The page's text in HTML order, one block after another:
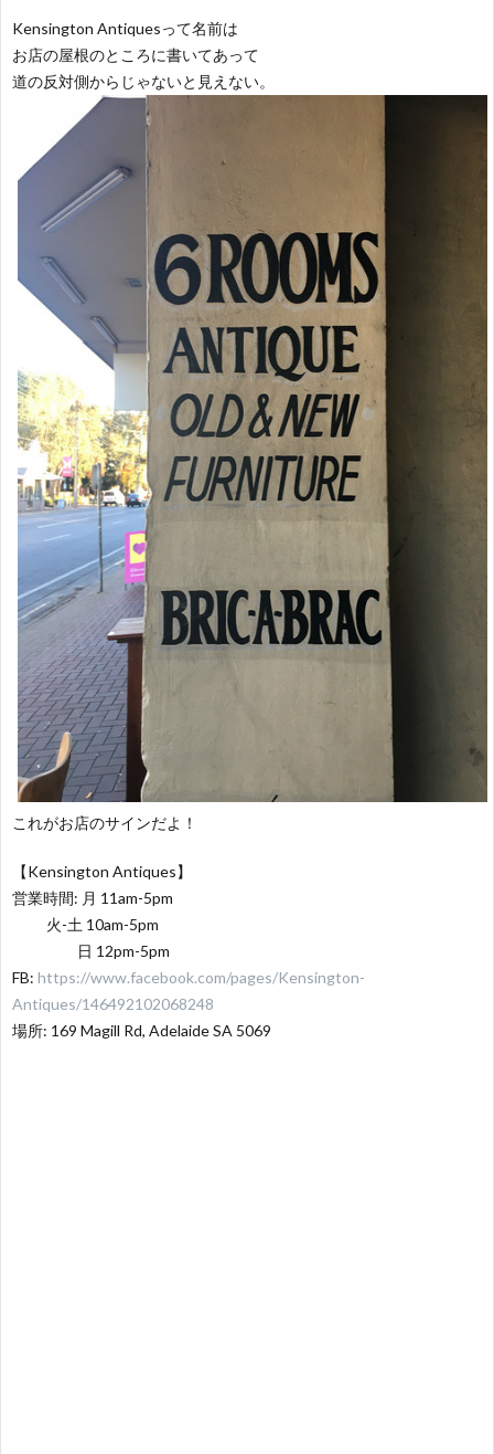
Kensington Antiquesって名前は
お店の屋根のところに書いてあって
道の反対側からじゃないと見えない。
これがお店のサインだよ！
【Kensington Antiques】
営業時間: 月 11am-5pm
火-土 10am-5pm
日 12pm-5pm
FB: https://www.facebook.com/pages/Kensington-
Antiques/146492102068248
場所: 169 Magill Rd, Adelaide SA 5069